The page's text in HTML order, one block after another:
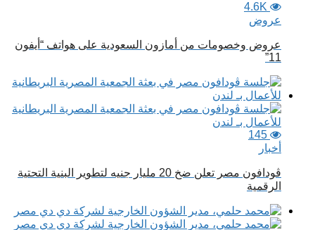
4.6K
عروض
عروض وخصومات من أمازون السعودية على هواتف “أيفون
11”
145
أخبار
ڤودافون مصر تعلن ضخ 20 مليار جنيه لتطوير البنية التحتية
الرقمية